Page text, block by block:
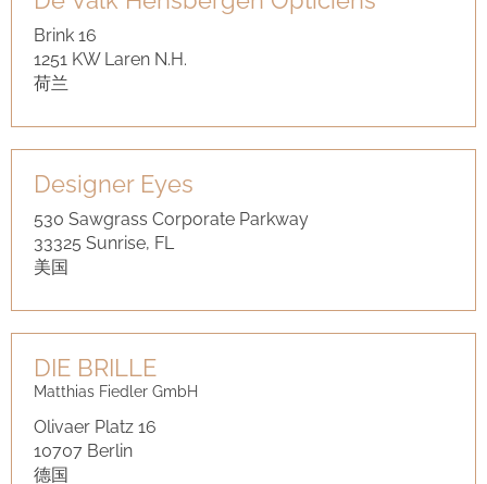
Brink 16
1251 KW Laren N.H.
荷兰
Designer Eyes
530 Sawgrass Corporate Parkway
33325 Sunrise, FL
美国
DIE BRILLE
Matthias Fiedler GmbH
Olivaer Platz 16
10707 Berlin
德国